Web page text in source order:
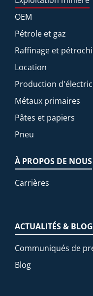
OEM
Pétrole et gaz
Raffinage et
Location
Production
Métaux primaires
Pâtes et papiers
Pneu
À PROPOS DE NOUS
Carrières
ACTUALITÉS & BLOG
Communiqués de
Blog